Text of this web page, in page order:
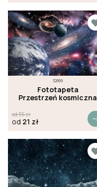
32669
Fototapeta
Przestrzeń kosmiczna
od35zł
od 21 zł